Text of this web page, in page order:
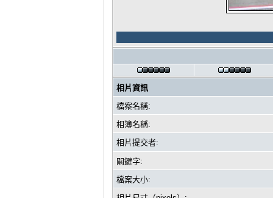
相片資訊
檔案名稱:
相簿名稱:
相片提交者:
關鍵字:
檔案大小: